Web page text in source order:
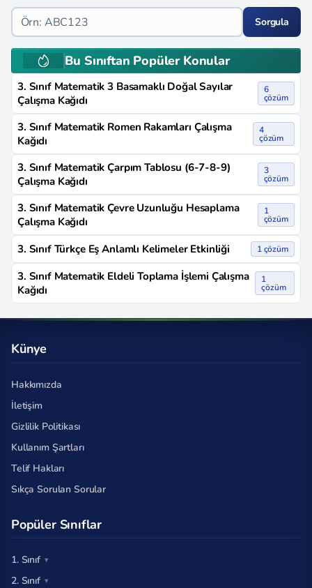
Sorgula
Bu Sınıftan Popüler Konular
3. Sınıf Matematik 3 Basamaklı Doğal Sayılar
Çalışma Kağıdı
6
çözüm
3. Sınıf Matematik Romen Rakamları Çalışma
Kağıdı
4
çözüm
3. Sınıf Matematik Çarpım Tablosu (6-7-8-9)
Çalışma Kağıdı
3
çözüm
3. Sınıf Matematik Çevre Uzunluğu Hesaplama
Çalışma Kağıdı
1
çözüm
3. Sınıf Türkçe Eş Anlamlı Kelimeler Etkinliği 1 çözüm
3. Sınıf Matematik Eldeli Toplama İşlemi Çalışma
Kağıdı
1
çözüm
Künye
Hakkımızda
İletişim
Gizlilik Politikası
Kullanım Şartları
Telif Hakları
Sıkça Sorulan Sorular
Popüler Sınıflar
1. Sınıf
2. Sınıf